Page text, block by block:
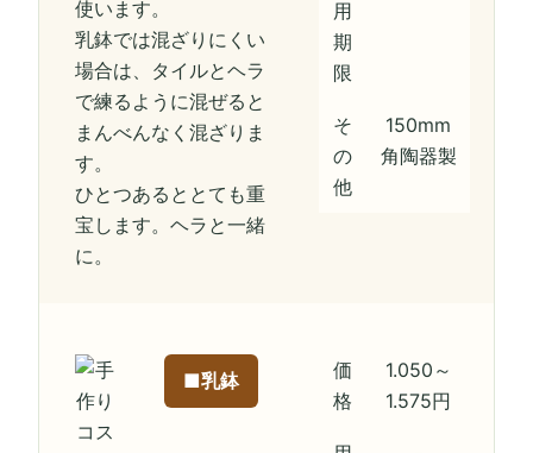
使います。
乳鉢では混ざりにくい
場合は、タイルとヘラ
で練るように混ぜると
まんべんなく混ざりま
す。
ひとつあるととても重
宝します。ヘラと一緒
に。
用
期
限
そ
の
他
150mm
角陶器製
■乳鉢
価
格
1.050～
1.575円